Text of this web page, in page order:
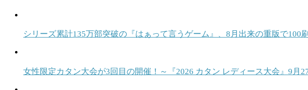
シリーズ累計135万部突破の『はぁって言うゲーム』、8月出来の重版で100
女性限定カタン大会が3回目の開催！～『2026 カタン レディース大会』9月